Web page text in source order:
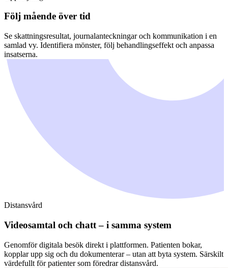
Följ mående över tid
Se skattningsresultat, journalanteckningar och kommunikation i en
samlad vy. Identifiera mönster, följ behandlingseffekt och anpassa
insatserna.
Distansvård
Videosamtal och chatt – i samma system
Genomför digitala besök direkt i plattformen. Patienten bokar,
kopplar upp sig och du dokumenterar – utan att byta system. Särskilt
värdefullt för patienter som föredrar distansvård.